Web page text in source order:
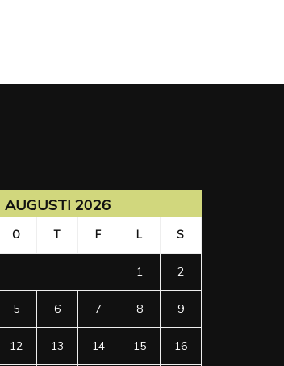
AUGUSTI 2026
O T F L S
1 2
5 6 7 8 9
12 13 14 15 16